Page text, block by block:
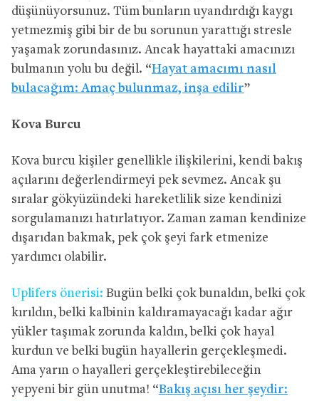
düşünüyorsunuz. Tüm bunların uyandırdığı kaygı
yetmezmiş gibi bir de bu sorunun yarattığı stresle
yaşamak zorundasınız. Ancak hayattaki amacınızı
bulmanın yolu bu değil. “Hayat amacımı nasıl
bulacağım: Amaç bulunmaz, inşa edilir”
Kova Burcu
Kova burcu kişiler genellikle ilişkilerini, kendi bakış
açılarını değerlendirmeyi pek sevmez. Ancak şu
sıralar gökyüzündeki hareketlilik size kendinizi
sorgulamanızı hatırlatıyor. Zaman zaman kendinize
dışarıdan bakmak, pek çok şeyi fark etmenize
yardımcı olabilir.
Uplifers önerisi: Bugün belki çok bunaldın, belki çok
kırıldın, belki kalbinin kaldıramayacağı kadar ağır
yükler taşımak zorunda kaldın, belki çok hayal
kurdun ve belki bugün hayallerin gerçekleşmedi.
Ama yarın o hayalleri gerçekleştirebileceğin
yepyeni bir gün unutma! “Bakış açısı her şeydir: